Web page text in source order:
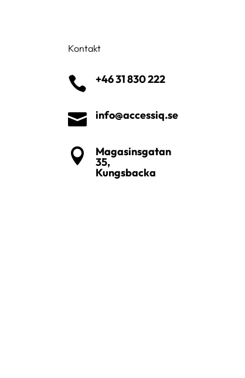
Kontakt
 +46 31 830 222
 info@accessiq.se
 Magasinsgatan
35,
Kungsbacka